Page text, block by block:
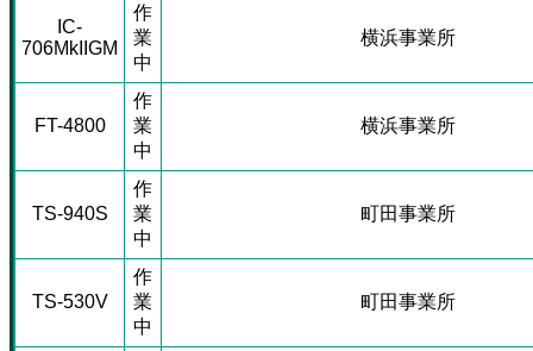
IC-
706MkIIGM
作
業
中
横浜事業所
FT-4800
作
業
中
横浜事業所
TS-940S
作
業
中
町田事業所
TS-530V
作
業
中
町田事業所